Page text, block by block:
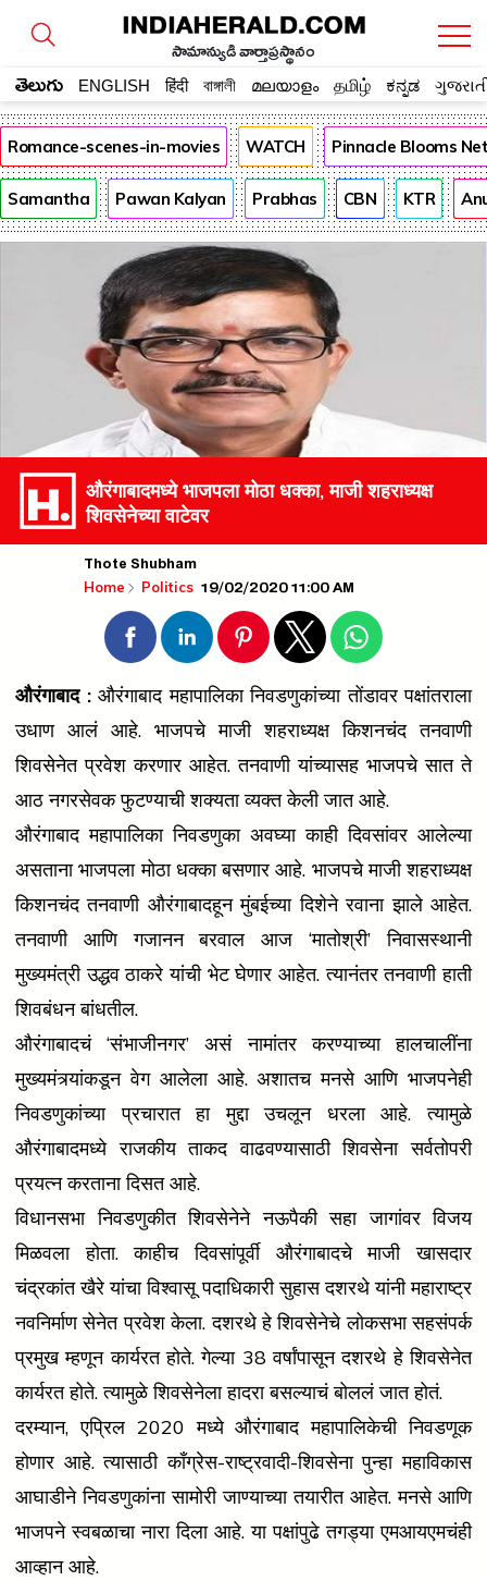
సామాన్యుడి వార్తాప్రస్థానం
తెలుగు ENGLISH हिंदी বাঙ্গালী മലയാളം தமிழ் ಕನ್ನಡ
Romance-scenes-in-movies WATCH Pinnacle Blooms
Samantha Pawan Kalyan Prabhas CBN KTR
औरंगाबादमध्ये भाजपला मोठा धक्का, माजी शहराध्यक्ष
शिवसेनेच्या वाटेवर
Thote Shubham
Home Politics 19/02/2020 11:00 AM
औरंगाबाद :औरंगाबाद महापालिका निवडणुकांच्या तोंडावर पक्षांतराला
उधाण आलं आहे. भाजपचे माजी शहराध्यक्ष किशनचंद तनवाणी
शिवसेनेत प्रवेश करणार आहेत. तनवाणी यांच्यासह भाजपचे सात ते
आठ नगरसेवक फुटण्याची शक्यता व्यक्त केली जात आहे.
औरंगाबाद महापालिका निवडणुका अवघ्या काही दिवसांवर आलेल्या
असताना भाजपला मोठा धक्का बसणार आहे. भाजपचे माजी शहराध्यक्ष
किशनचंद तनवाणी औरंगाबादहून मुंबईच्या दिशेने रवाना झाले आहेत.
तनवाणी आणि गजानन बरवाल आज ‘मातोश्री’ निवासस्थानी
मुख्यमंत्री उद्धव ठाकरे यांची भेट घेणार आहेत. त्यानंतर तनवाणी हाती
शिवबंधन बांधतील.
औरंगाबादचं ‘संभाजीनगर’ असं नामांतर करण्याच्या हालचालींना
मुख्यमंत्र्यांकडून वेग आलेला आहे. अशातच मनसे आणि भाजपनेही
निवडणुकांच्या प्रचारात हा मुद्दा उचलून धरला आहे. त्यामुळे
औरंगाबादमध्ये राजकीय ताकद वाढवण्यासाठी शिवसेना सर्वतोपरी
प्रयत्न करताना दिसत आहे.
विधानसभा निवडणुकीत शिवसेनेने नऊपैकी सहा जागांवर विजय
मिळवला होता. काहीच दिवसांपूर्वी औरंगाबादचे माजी खासदार
चंद्रकांत खैरे यांचा विश्वासू पदाधिकारीसुहास दशरथेयांनी महाराष्ट्र
नवनिर्माण सेनेत प्रवेश केला. दशरथे हे शिवसेनेचे लोकसभा सहसंपर्क
प्रमुख म्हणून कार्यरत होते. गेल्या 38 वर्षांपासून दशरथे हे शिवसेनेत
कार्यरत होते. त्यामुळे शिवसेनेला हादरा बसल्याचं बोललं जात होतं.
दरम्यान, एप्रिल 2020 मध्ये औरंगाबाद महापालिकेची निवडणूक
होणार आहे. त्यासाठी काँग्रेस-राष्ट्रवादी-शिवसेना पुन्हा महाविकास
आघाडीने निवडणुकांना सामोरी जाण्याच्या तयारीत आहेत. मनसे आणि
भाजपने स्वबळाचा नारा दिला आहे. या पक्षांपुढे तगड्या एमआयएमचंही
आव्हान आहे.